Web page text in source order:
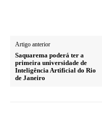
Artigo anterior
Saquarema poderá ter a
primeira universidade de
Inteligência Artificial do Rio
de Janeiro